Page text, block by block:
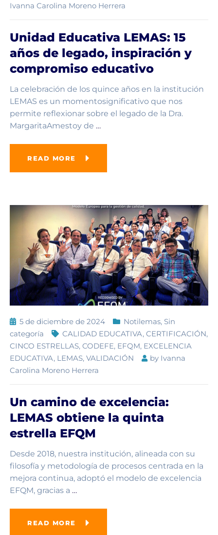
Ivanna Carolina Moreno Herrera
Unidad Educativa LEMAS: 15
años de legado, inspiración y
compromiso educativo
La celebración de los quince años en la institución
LEMAS es un momentosignificativo que nos
permite reflexionar sobre el legado de la Dra.
MargaritaAmestoy de …
READ MORE
5 de diciembre de 2024 Notilemas, Sin
categoría
CALIDAD EDUCATIVA, CERTIFICACIÓN,
CINCO ESTRELLAS, CODEFE, EFQM, EXCELENCIA
EDUCATIVA, LEMAS, VALIDACIÓN by Ivanna
Carolina Moreno Herrera
Un camino de excelencia:
LEMAS obtiene la quinta
estrella EFQM
Desde 2018, nuestra institución, alineada con su
filosofía y metodología de procesos centrada en la
mejora continua, adoptó el modelo de excelencia
EFQM, gracias a …
READ MORE